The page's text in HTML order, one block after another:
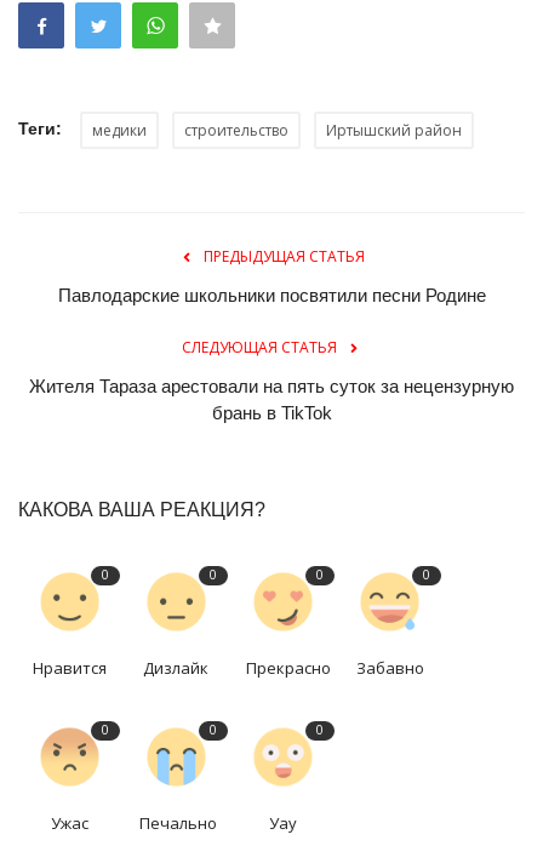
Теги: медики строительство Иртышский район
ПРЕДЫДУЩАЯ СТАТЬЯ
Павлодарские школьники посвятили песни Родине
СЛЕДУЮЩАЯ СТАТЬЯ
Жителя Тараза арестовали на пять суток за нецензурную
брань в TikTok
КАКОВА ВАША РЕАКЦИЯ?
0
Нравится
0
Дизлайк
0
Прекрасно
0
Забавно
0
Ужас
0
Печально
0
Уау